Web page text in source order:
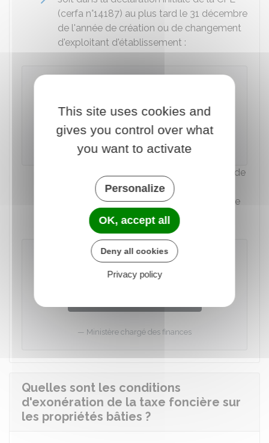
(cerfa n°14187) au plus tard le 31 décembre
de l'année de création ou de changement
d'exploitant d'établissement :
Accéder au Formulaire
Ministère chargé des finances
soit dans la déclaration de modification de
la CFE (cerfa n°14031) au plus tard le
jour ouvrésuivant le 1er
mai de l'année
après l'extension d'établissement.
Déclaration modificative 1447-M-SD
Ministère chargé des finances
Quelles sont les conditions
d'exonération de la taxe foncière sur
les propriétés bâties ?
This site uses cookies and
gives you control over what
you want to activate
Personalize
OK, accept all
Deny all cookies
Privacy policy